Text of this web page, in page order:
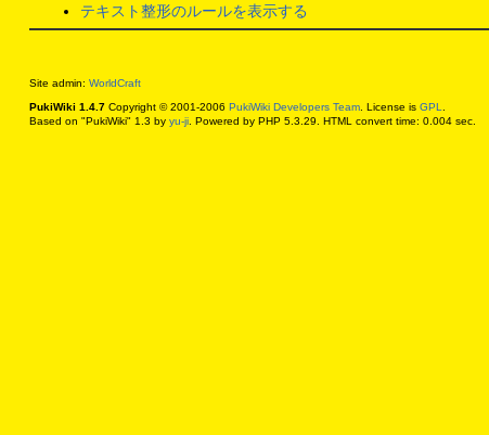
テキスト整形のルールを表示する
Site admin: WorldCraft
PukiWiki 1.4.7Copyright © 2001-2006 PukiWiki Developers Team. License is GPL
Based on "PukiWiki" 1.3 by yu-ji. Powered by PHP 5.3.29. HTML convert time: 0.004 sec.